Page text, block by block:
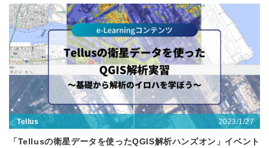
Tellus 2023/1/27
「Tellusの衛星データを使ったQGIS解析ハンズオン」イベント